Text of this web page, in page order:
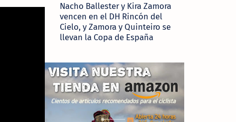
Nacho Ballester y Kira Zamora
vencen en el DH Rincón del
Cielo, y Zamora y Quinteiro se
llevan la Copa de España